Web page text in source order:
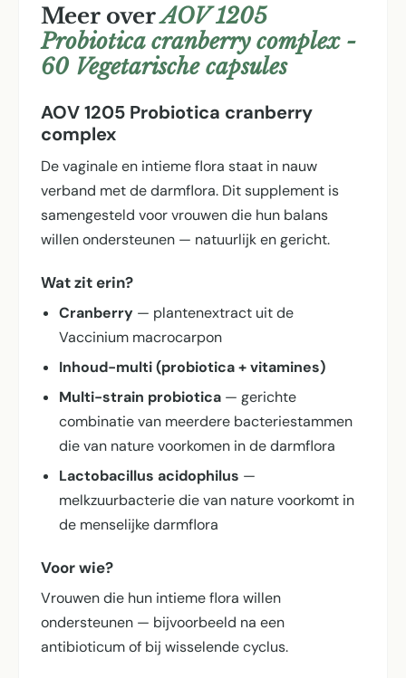
Meer overAOV 1205
Probiotica cranberry complex -
60 Vegetarische capsules
AOV 1205 Probiotica cranberry
complex
De vaginale en intieme flora staat in nauw
verband met de darmflora. Dit supplement is
samengesteld voor vrouwen die hun balans
willen ondersteunen — natuurlijk en gericht.
Wat zit erin?
Cranberry — plantenextract uit de
Vaccinium macrocarpon
Inhoud-multi (probiotica + vitamines)
Multi-strain probiotica — gerichte
combinatie van meerdere bacteriestammen
die van nature voorkomen in de darmflora
Lactobacillus acidophilus —
melkzuurbacterie die van nature voorkomt in
de menselijke darmflora
Voor wie?
Vrouwen die hun intieme flora willen
ondersteunen — bijvoorbeeld na een
antibioticum of bij wisselende cyclus.